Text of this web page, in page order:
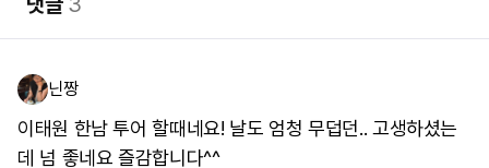
닌짱
이태원 한남 투어 할때네요! 날도 엄청 무덥던.. 고생하셨는
데 넘 좋네요 즐감합니다^^